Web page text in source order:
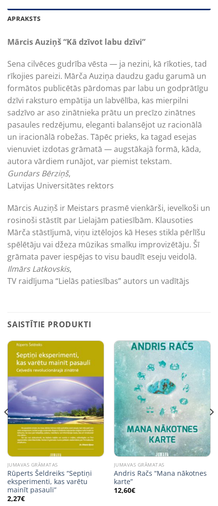
APRAKSTS
Mārcis Auziņš “Kā dzīvot labu dzīvi”
Sena cilvēces gudrība vēsta — ja nezini, kā rīkoties, tad
rīkojies pareizi. Mārča Auziņa daudzu gadu garumā un
formātos publicētās pārdomas par labu un godprātīgu
dzīvi raksturo empātija un labvēlība, kas mierpilni
sadzīvo ar aso zinātnieka prātu un precīzo zinātnes
pasaules redzējumu, eleganti balan­sējot uz racionālā
un iracionālā robežas. Tāpēc prieks, ka tagad esejas
vienuviet izdotas grāmatā — augstākajā formā, kāda,
autora vārdiem runājot, var piemist tekstam.
Gundars Bērziņš,
Latvijas Universitātes rektors
Mārcis Auziņš ir Meistars prasmē vienkārši, ievelkoši un
­rosinoši stāstīt par Lielajām patiesībām. Klausoties
Mārča stāstījumā, viņu iztēlojos kā Heses stikla pērlīšu
spēlētāju vai džeza mūzikas smalku improvizētāju. Šī
grāmata paver iespējas to visu baudīt eseju veidolā.
Ilmārs Latkovskis,
TV raidījuma “Lielās patiesības” autors un vadītājs
SAISTĪTIE PRODUKTI
JUMAVAS GRĀMATAS
Rūperts Šeldreiks “Septiņi
eksperimenti, kas varētu
mainīt pasauli”
2,27€
JUMAVAS GRĀMATAS
Andris Račs “Mana nākotnes
karte”
12,60€